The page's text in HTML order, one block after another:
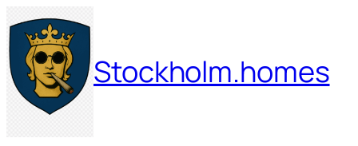
Hoppa
till
innehåll
Stockholm.homes